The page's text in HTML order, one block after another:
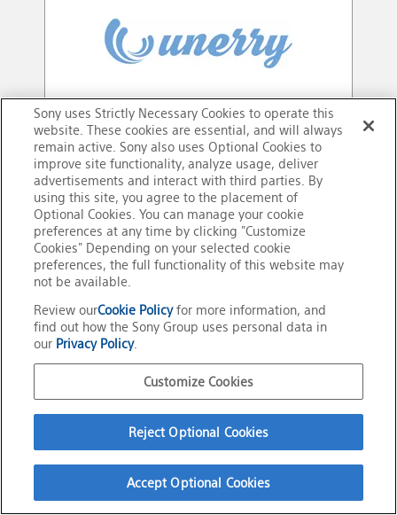
株式会社unerry
〒105-6923 東京都港区虎ノ門4丁目1-1
神谷町トラストタワー 23F
メールでのお問い合わせ
information@unerry.co.jp
ホームページ
お問い合わせフォーム
Sony uses Strictly Necessary Cookies to operate this
website. These cookies are essential, and will always
remain active. Sony also uses Optional Cookies to
improve site functionality, analyze usage, deliver
advertisements and interact with third parties. By
using this site, you agree to the placement of
Optional Cookies. You can manage your cookie
preferences at any time by clicking "Customize
Cookies" Depending on your selected cookie
preferences, the full functionality of this website may
not be available.
Review ourCookie Policyfor more information, and
find out how the Sony Group uses personal data in
our Privacy Policy.
Customize Cookies
Reject Optional Cookies
Accept Optional Cookies